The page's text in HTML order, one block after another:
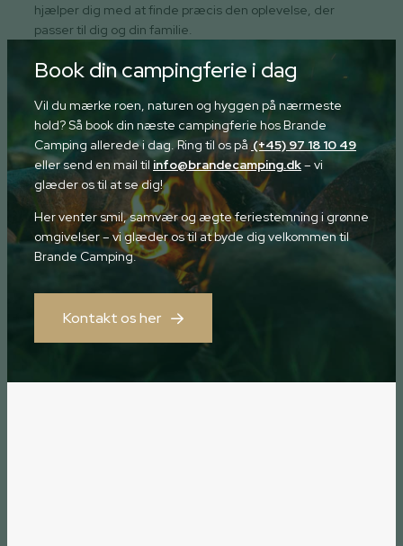
hjælper dig med at finde præcis den oplevelse, der
passer til dig og din familie.
Book din campingferie i dag
Vil du mærke roen, naturen og hyggen på nærmeste
hold? Så book din næste campingferie hos Brande
Camping allerede i dag. Ring til os på(+45) 97 18 10 49
eller send en mail til info@brandecamping.dk– vi
glæder os til at se dig!
Her venter smil, samvær og ægte feriestemning i grønne
omgivelser – vi glæder os til at byde dig velkommen til
Brande Camping.
Kontakt os her